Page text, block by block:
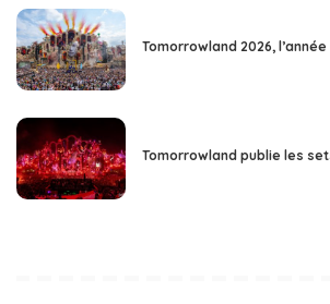
Tomorrowland 2026,
Tomorrowland publie les